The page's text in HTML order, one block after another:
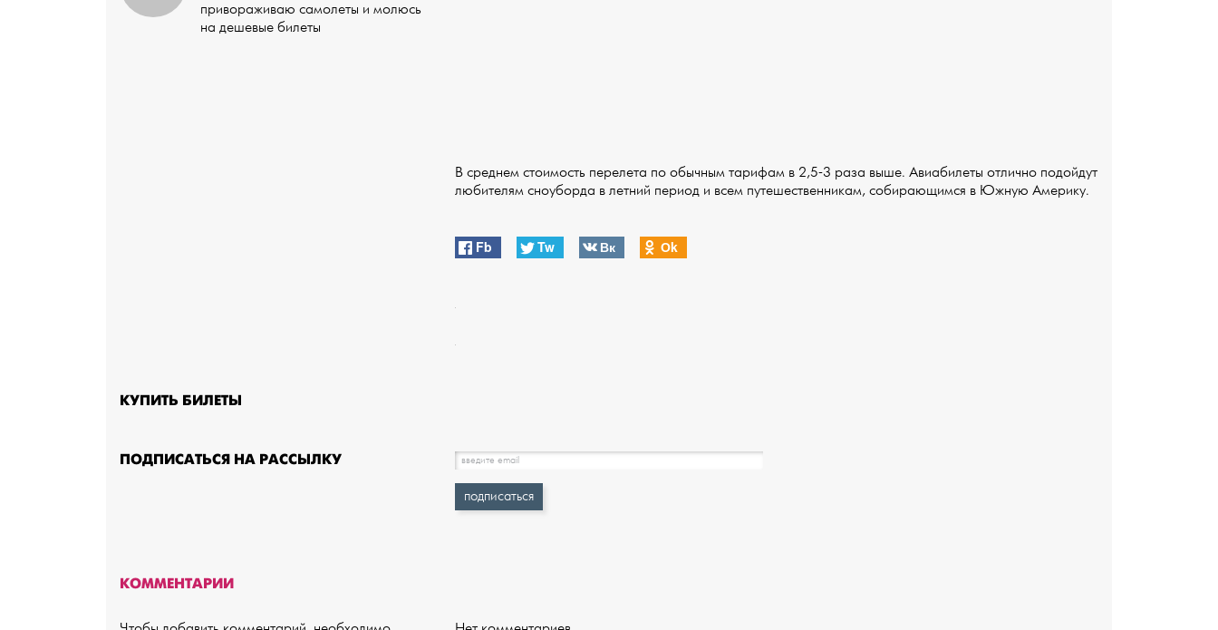
привораживаю самолеты и молюсь
на дешевые билеты
В среднем стоимость перелета по обычным тарифам в 2,5-3 раза выше. Авиабилеты отлично подойдут
любителям сноуборда в летний период и всем путешественникам, собирающимся в Южную Америку.
Fb Tw Вк Оk
КУПИТЬ БИЛЕТЫ
ПОДПИСАТЬСЯ НА РАССЫЛКУ
КОММЕНТАРИИ